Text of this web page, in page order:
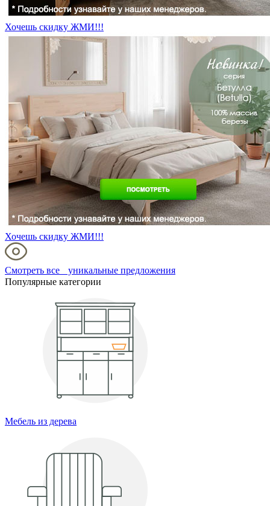
Хочешь скидку ЖМИ!!!
Хочешь скидку ЖМИ!!!
Смотреть все уникальные предложения
Популярные категории
Мебель из дерева